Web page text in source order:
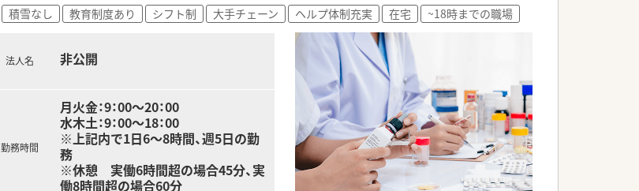
積雪なし 教育制度あり シフト制 大手チェーン ヘルプ体制充実 在宅 ~18時までの職場
法人名 非公開
勤務時間
月火金：9：00～20：00
水木土：9：00～18：00
※上記内で1日6～8時間、週5日の勤
務
※休憩 実働6時間超の場合45分、実
働8時間超の場合60分